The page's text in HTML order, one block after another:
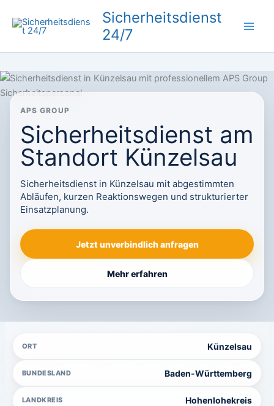
Inhalt
springen
Sicherheitsdienst
24/7
APS GROUP
Sicherheitsdienst am
Standort Künzelsau
Sicherheitsdienst in Künzelsau mit abgestimmten
Abläufen, kurzen Reaktionswegen und strukturierter
Einsatzplanung.
Jetzt unverbindlich anfragen
Mehr erfahren
ORT Künzelsau
BUNDESLAND Baden-Württemberg
LANDKREIS Hohenlohekreis